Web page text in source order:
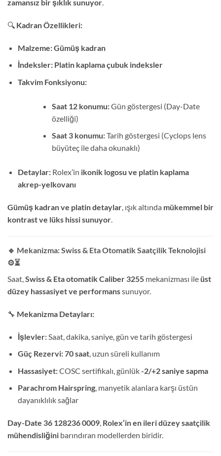
zamansız bir şıklık sunuyor.
🔍 Kadran Özellikleri:
Malzeme:Gümüş kadran
İndeksler: Platin kaplama çubuk indeksler
Takvim Fonksiyonu:
Saat 12 konumu:Gün göstergesi (Day-Date
özelliği)
Saat 3 konumu:Tarih göstergesi (Cyclops lens
büyüteç ile daha okunaklı)
Detaylar:Rolex’in ikonik logosu ve platin kaplama
akrep-yelkovanı
Gümüş kadran ve platin detaylar, ışık altında mükemmel bir
kontrast ve lüks hissi sunuyor.
🔹 Mekanizma: Swiss & Eta Otomatik Saatçilik Teknolojisi
⚙️⏳
Saat,Swiss & Eta otomatik Caliber 3255 mekanizması ile üst
düzey hassasiyet ve performanssunuyor.
🔧 Mekanizma Detayları:
İşlevler:Saat, dakika, saniye, gün ve tarih göstergesi
Güç Rezervi:70 saat, uzun süreli kullanım
Hassasiyet:COSC sertifikalı, günlük-2/+2 saniye sapma
Parachrom Hairspring, manyetik alanlara karşı üstün
dayanıklılık sağlar
Day-Date 36 128236 0009, Rolex’in en ileri düzey saatçilik
mühendisliğini barındıran modellerden biridir.